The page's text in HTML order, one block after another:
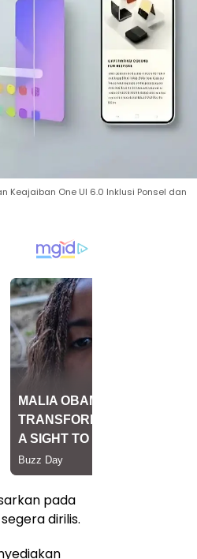
Keajaiban One UI 6.0 Inklusi Ponsel dan
pada
dirilis.